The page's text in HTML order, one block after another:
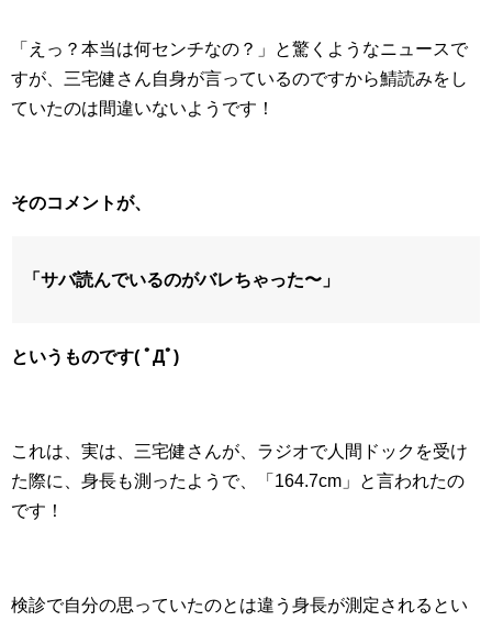
「えっ？本当は何センチなの？」と驚くようなニュースで
すが、三宅健さん自身が言っているのですから鯖読みをし
ていたのは間違いないようです！
そのコメントが、
「サバ読んでいるのがバレちゃった〜」
というものです( ﾟДﾟ)
これは、実は、三宅健さんが、ラジオで人間ドックを受け
た際に、身長も測ったようで、「164.7cm」と言われたの
です！
検診で自分の思っていたのとは違う身長が測定されるとい